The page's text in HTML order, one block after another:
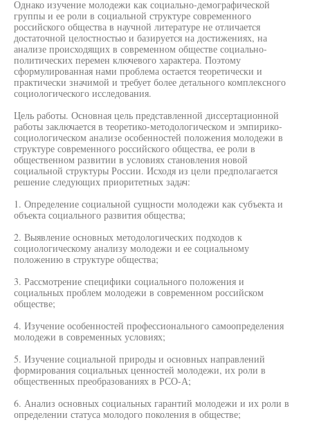
Однако изучение молодежи как социально-демографической
группы и ее роли в социальной структуре современного
российского общества в научной литературе не отличается
достаточной целостностью и базируется на достижениях, на
анализе происходящих в современном обществе социально-
политических перемен ключевого характера. Поэтому
сформулированная нами проблема остается теоретически и
практически значимой и требует более детального комплексного
социологического исследования.
Цель работы. Основная цель представленной диссертационной
работы заключается в теоретико-методологическом и эмпирико-
социологическом анализе особенностей положения молодежи в
структуре современного российского общества, ее роли в
общественном развитии в условиях становления новой
социальной структуры России. Исходя из цели предполагается
решение следующих приоритетных задач:
1. Определение социальной сущности молодежи как субъекта и
объекта социального развития общества;
2. Выявление основных методологических подходов к
социологическому анализу молодежи и ее социальному
положению в структуре общества;
3. Рассмотрение специфики социального положения и
социальных проблем молодежи в современном российском
обществе;
4. Изучение особенностей профессионального самоопределения
молодежи в современных условиях;
5. Изучение социальной природы и основных направлений
формирования социальных ценностей молодежи, их роли в
общественных преобразованиях в РСО-А;
6. Анализ основных социальных гарантий молодежи и их роли в
определении статуса молодого поколения в обществе;